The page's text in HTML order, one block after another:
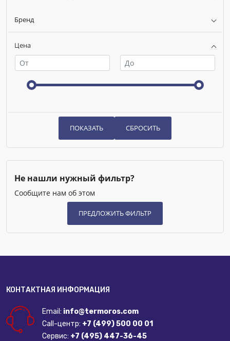
Цена
Бренд
Не нашли нужный фильтр?
Сообщите нам об этом
КОНТАКТНАЯ ИНФОРМАЦИЯ
Email: info@termoros.com
Call-центр: +7 (499) 500 00 01
Сервис: +7 (495) 447-36-45